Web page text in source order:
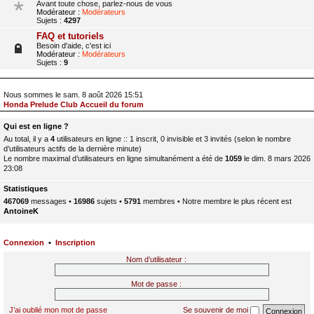
Avant toute chose, parlez-nous de vous
Modérateur : Modérateurs
Sujets : 4297
FAQ et tutoriels
Besoin d'aide, c'est ici
Modérateur : Modérateurs
Sujets : 9
Nous sommes le sam. 8 août 2026 15:51
Honda Prelude Club Accueil du forum
Qui est en ligne ?
Au total, il y a 4 utilisateurs en ligne :: 1 inscrit, 0 invisible et 3 invités (selon le nombre
d’utilisateurs actifs de la dernière minute)
Le nombre maximal d’utilisateurs en ligne simultanément a été de 1059 le dim. 8 mars 2026
23:08
Statistiques
467069 messages • 16986 sujets • 5791 membres • Notre membre le plus récent est
AntoineK
Connexion • Inscription
Nom d’utilisateur :
Mot de passe :
J’ai oublié mon mot de passe Se souvenir de moi